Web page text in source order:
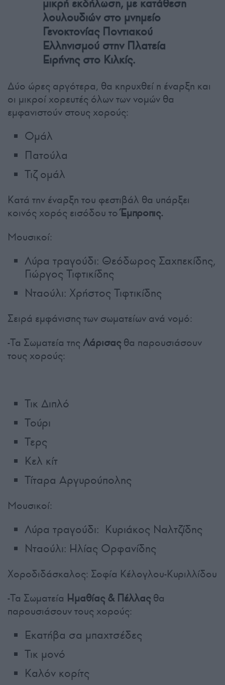
μικρή εκδήλωση, με κατάθεση
λουλουδιών στο μνημείο
Γενοκτονίας Ποντιακού
Ελληνισμού στην Πλατεία
Ειρήνης στο Κιλκίς.
Δύο ώρες αργότερα, θα κηρυχθεί η έναρξη και
οι μικροί χορευτές όλων των νομών θα
εμφανιστούν στους χορούς:
Ομάλ
Πατούλα
Τιζ ομάλ
Κατά την έναρξη του φεστιβάλ θα υπάρξει
κοινός χορός εισόδου τοΈμπροπις.
Μουσικοί:
Λύρα τραγούδι: Θεόδωρος Σαχπεκίδης,
Γιώργος Τιφτικίδης
Νταούλι: Χρήστος Τιφτικίδης
Σειρά εμφάνισης των σωματείων ανά νομό:
-Τα Σωματεία της Λάρισαςθα παρουσιάσουν
τους χορούς:
Τικ Διπλό
Τούρι
Τερς
Κελ κίτ
Τίταρα Αργυρούπολης
Μουσικοί:
Λύρα τραγούδι: Κυριάκος Ναλτζίδης
Νταούλι: Ηλίας Ορφανίδης
Χοροδιδάσκαλος: Σοφία Κέλογλου-Κυριλλίδου
-Τα Σωματεία Ημαθίας & Πέλλαςθα
παρουσιάσουν τους χορούς:
Εκατήβα σα μπαχτσέδες
Τικ μονό
Καλόν κορίτς